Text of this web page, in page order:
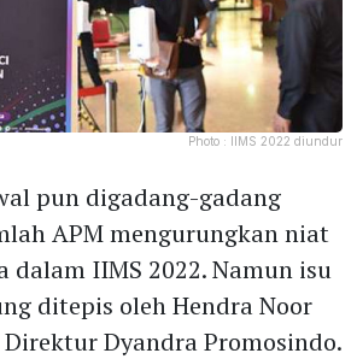
Photo : IIMS 2022 diundur
pun digadang-gadang
APM mengurungkan niat
IIMS 2022. Namun isu
ditepis oleh Hendra Noor
Direktur Dyandra Promosindo.